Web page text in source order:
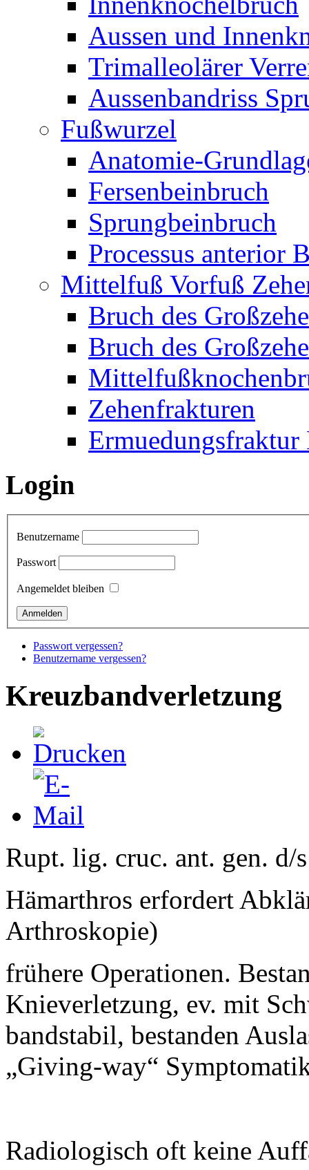
Aussen und
Trimalleolärer
Aussenbandriss
Fußwurzel
Anatomie-
Fersenbeinbruch
Sprungbeinbruch
Processus anterior
Mittelfuß Vorfuß
Bruch des
Bruch des
Zehenfrakturen
Login
Benutzername
Passwort
Angemeldet bleiben
Passwort vergessen?
Benutzername vergessen?
Kreuzbandverletzung
Rupt. lig. cruc. ant. gen. d/s
Hämarthros erfordert
Arthroskopie)
frühere Operationen.
Knieverletzung, ev. mit
bandstabil, bestanden
„Giving-way“
Radiologisch oft keine